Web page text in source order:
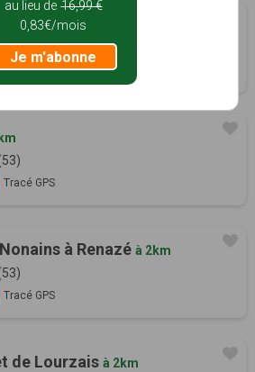
Anneà 2km
Tracé GPS
Tracé GPS
à Renazé à 2km
Tracé GPS
de Lourzais à 2km
au lieu de 16,99 €
0,83€/mois
Je m'abonne